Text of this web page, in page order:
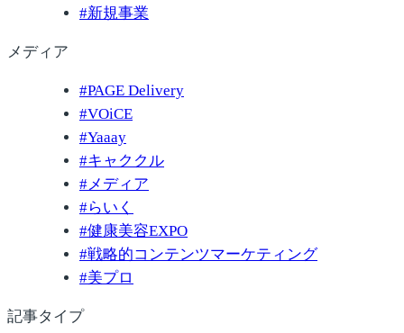
#新規事業
メディア
#PAGE Delivery
#VOiCE
#Yaaay
#キャククル
#メディア
#らいく
#健康美容EXPO
#戦略的コンテンツマーケティング
#美プロ
記事タイプ